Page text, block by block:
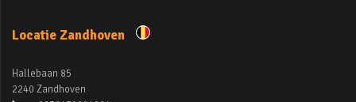
Locatie Zandhoven
Hallebaan 85
2240 Zandhoven